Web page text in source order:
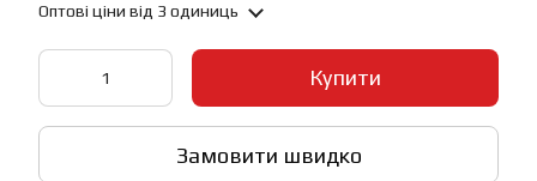
Оптові ціни від 3 одиниць
Купити
Замовити швидко